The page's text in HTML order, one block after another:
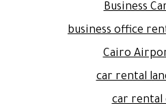
Business
business office
Cairo
car rental
car rental